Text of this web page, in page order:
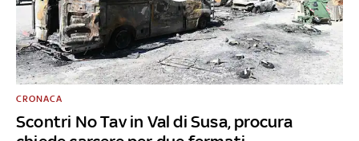
Scontri No Tav in Val di Susa, procura
CRONACA